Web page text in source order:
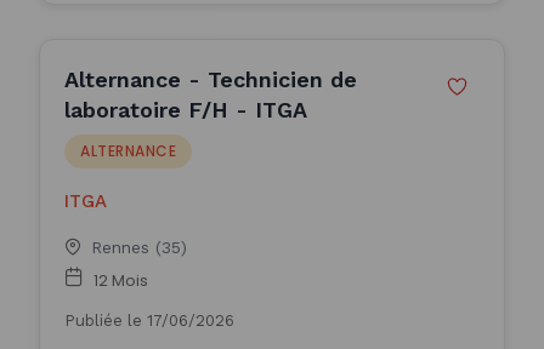
Alternance - Technicien de
laboratoire F/H - ITGA
ALTERNANCE
ITGA
Rennes (35)
12 Mois
Publiée le 17/06/2026